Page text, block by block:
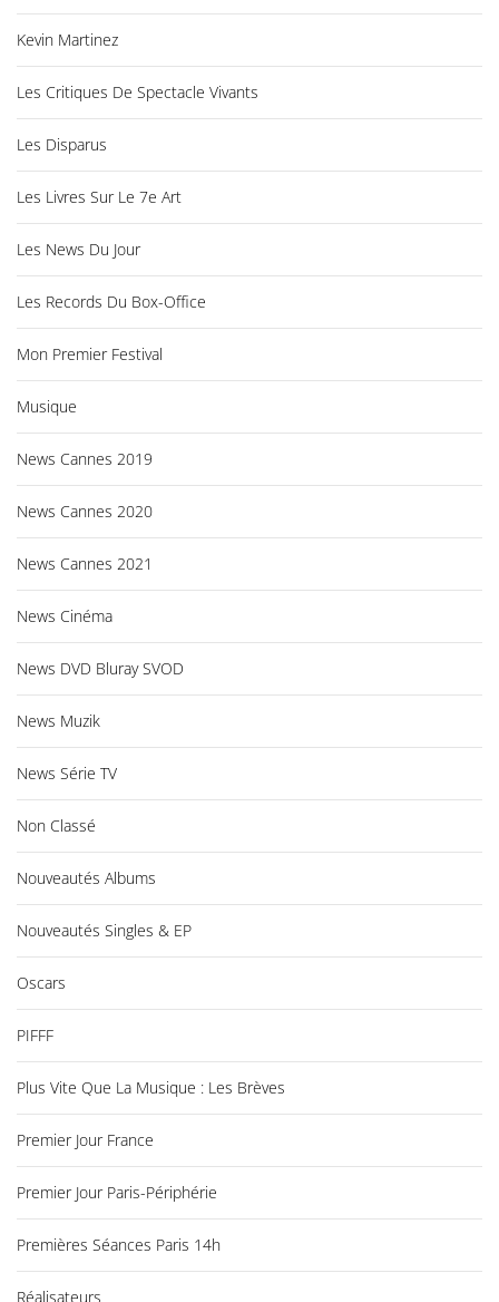
Kevin Martinez
Les Critiques De Spectacle Vivants
Les Disparus
Les Livres Sur Le 7e Art
Les News Du Jour
Les Records Du Box-Office
Mon Premier Festival
Musique
News Cannes 2019
News Cannes 2020
News Cannes 2021
News Cinéma
News DVD Bluray SVOD
News Muzik
News Série TV
Non Classé
Nouveautés Albums
Nouveautés Singles & EP
Oscars
PIFFF
Plus Vite Que La Musique : Les Brèves
Premier Jour France
Premier Jour Paris-Périphérie
Premières Séances Paris 14h
Réalisateurs